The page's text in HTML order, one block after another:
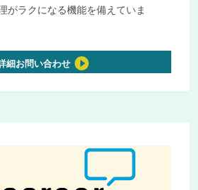
がラクになる機能を備えていま
細お問い合わせ